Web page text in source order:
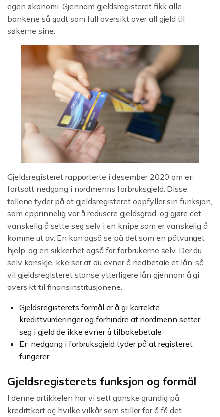
egen økonomi. Gjennom gjeldsregisteret fikk alle
bankene så godt som full oversikt over all gjeld til
søkerne sine.
Gjeldsregisteret rapporterte i desember 2020 om en
fortsatt nedgang i nordmenns forbruksgjeld. Disse
tallene tyder på at gjeldsregisteret oppfyller sin funksjon,
som opprinnelig var å redusere gjeldsgrad, og gjøre det
vanskelig å sette seg selv i en knipe som er vanskelig å
komme ut av. En kan også se på det som en påtvunget
hjelp, og en sikkerhet også for forbrukerne selv. Der du
selv kanskje ikke ser at du evner å nedbetale et lån, så
vil gjeldsregisteret stanse ytterligere lån gjennom å gi
oversikt til finansinstitusjonene.
Gjeldsregisterets formål er å gi korrekte
kredittvurderinger og forhindre at nordmenn setter
seg i gjeld de ikke evner å tilbakebetale
En nedgang i forbruksgjeld tyder på at registeret
fungerer
Gjeldsregisterets funksjon og formål
I denne artikkelen har vi sett ganske grundig på
kredittkort og hvilke vilkår som stiller for å få det